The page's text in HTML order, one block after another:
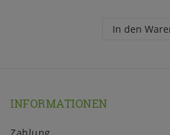
In den
INFORMATIONEN